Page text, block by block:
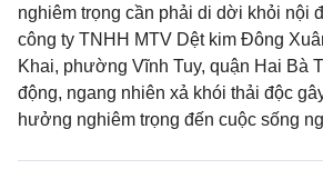
nghiêm trọng cần phải di dời khỏi nội
công ty TNHH MTV Dệt kim Đông
Khai, phường Vĩnh Tuy, quận Hai Bà
động, ngang nhiên xả khói thải độc
hưởng nghiêm trọng đến cuộc sống